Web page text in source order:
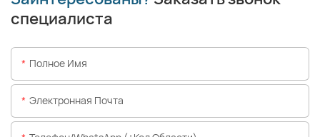
специалиста
Полное Имя
Электронная Почта